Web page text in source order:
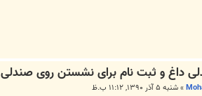
»شنبه ۵ آذر ۱۳۹۰, ۱۱:۱۲ ب.ظ